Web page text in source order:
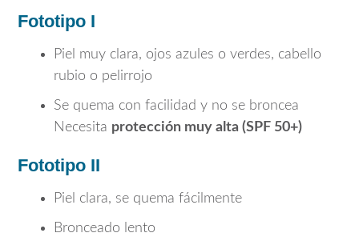
Fototipo I
Piel muy clara, ojos azules o verdes, cabello
rubio o pelirrojo
Se quema con facilidad y no se broncea
Necesita protección muy alta (SPF 50+)
Fototipo II
Piel clara, se quema fácilmente
Bronceado lento